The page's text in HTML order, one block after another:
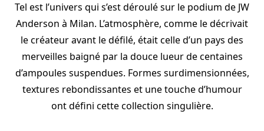
Tel est l’univers qui s’est déroulé sur le podium de JW
Anderson à Milan. L’atmosphère, comme le décrivait
le créateur avant le défilé, était celle d’un pays des
merveilles baigné par la douce lueur de centaines
d’ampoules suspendues. Formes surdimensionnées,
textures rebondissantes et une touche d’humour
ont défini cette collection singulière.